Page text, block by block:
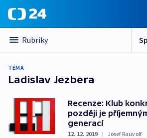
Rubriky
TÉMA
Ladislav Jezbera
Recenze: Klub
později je
generací
12. 12. 2019 | Josef Rauvolf